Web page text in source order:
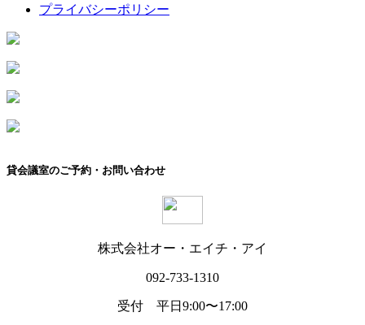
プライバシーポリシー
貸会議室のご予約・お問い合わせ
株式会社オー・エイチ・アイ
092-733-1310
受付 平日9:00〜17:00